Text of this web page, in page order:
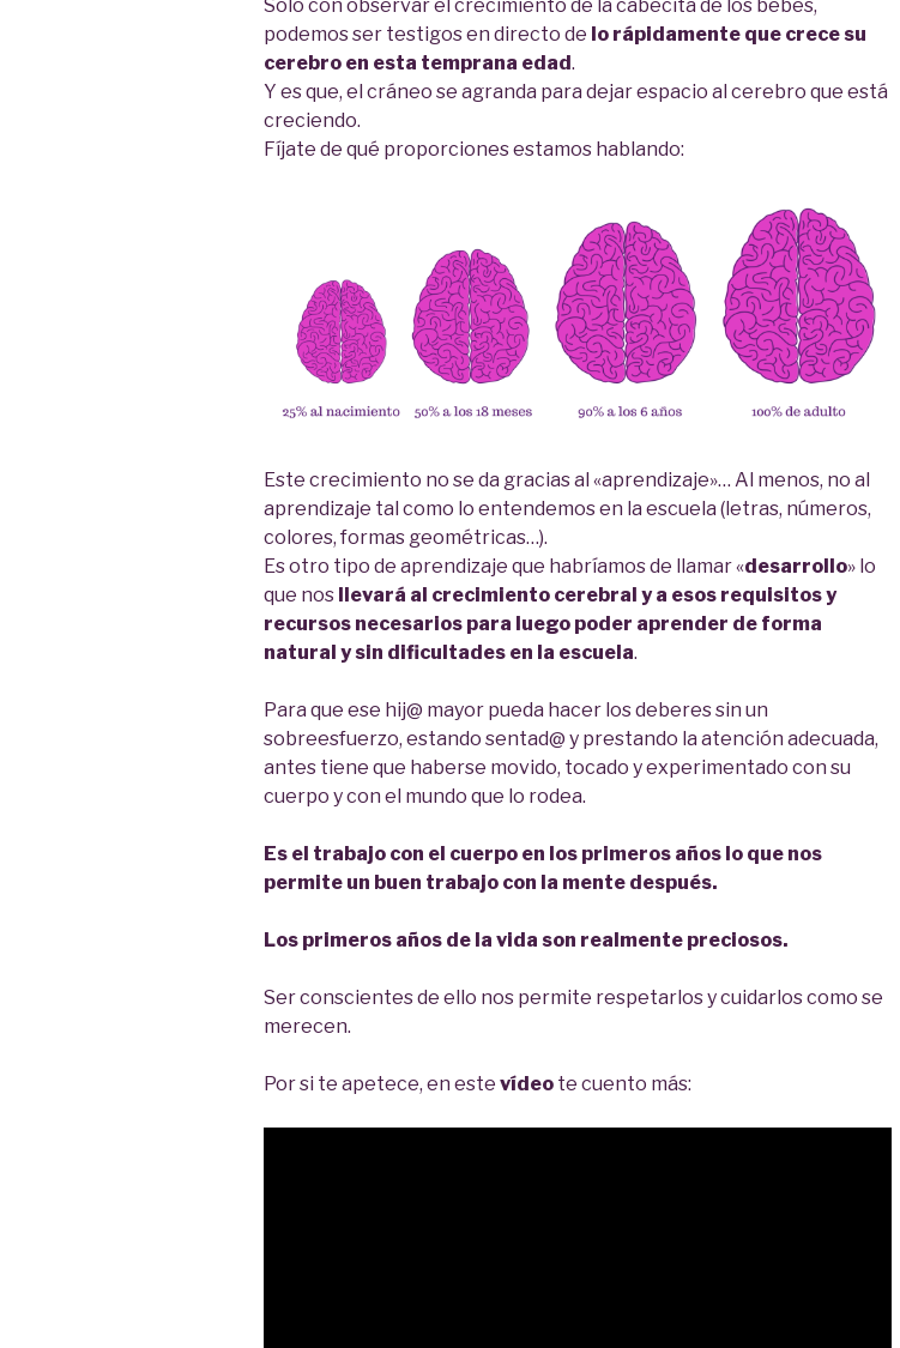
Sólo con observar el crecimiento de la cabecita de los bebés,
podemos ser testigos en directo de lo rápidamente que crece su
cerebro en esta temprana edad .
Y es que, el cráneo se agranda para dejar espacio al cerebro que está
creciendo.
Fíjate de qué proporciones estamos hablando:
Este crecimiento no se da gracias al «aprendizaje»… Al menos, no al
aprendizaje tal como lo entendemos en la escuela (letras, números,
colores, formas geométricas…).
Es otro tipo de aprendizaje que habríamos de llamar «desarrollo» lo
que nos llevará al crecimiento cerebral y a esos requisitosy
recursos necesarios para luego poder aprender de forma
natural y sin dificultades en la escuela.
Para que ese hij@ mayor pueda hacer los deberes sin un
sobreesfuerzo, estando sentad@ y prestando la atención adecuada,
antes tiene que haberse movido, tocado y experimentado con su
cuerpo y con el mundo que lo rodea.
Es el trabajo con el cuerpo en los primeros años lo que nos
permite un buen trabajo con la mente después.
Los primeros años de la vida son realmente preciosos.
Ser conscientes de ello nos permite respetarlos y cuidarlos como se
merecen.
Por si te apetece, en este vídeo te cuento más: